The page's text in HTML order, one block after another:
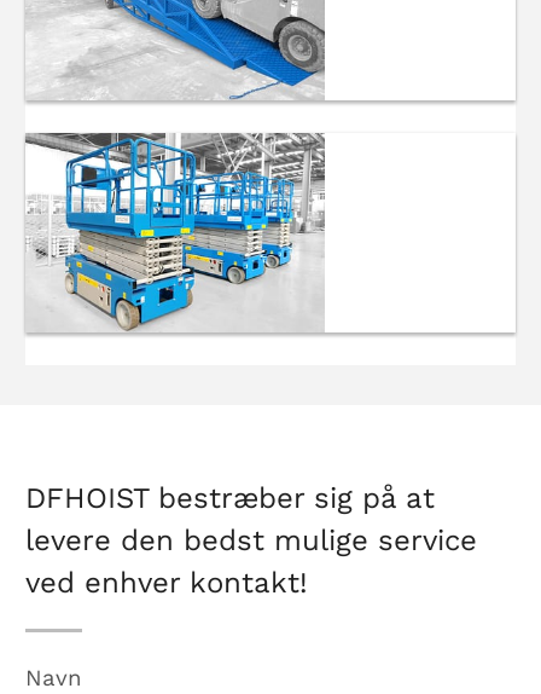
Hydraulisk
dock-
nivellering
DFHOIST bestræber sig på at
levere den bedst mulige service
ved enhver kontakt!
Navn